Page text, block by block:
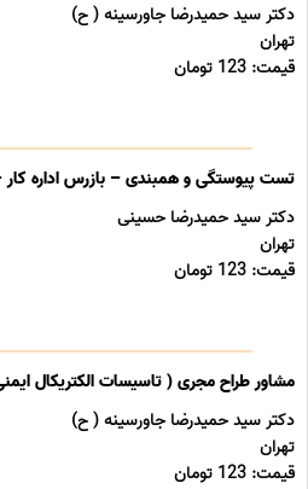
دکتر سید حمیدرضا جاورسینه ( ح)
تهران
قیمت: 123 تومان
تست پیوستگی و همبندی – بازرس اداره
دکتر سید حمیدرضا حسینی
تهران
قیمت: 123 تومان
مشاور طراح مجری ( تاسیسات الکتریکال
دکتر سید حمیدرضا جاورسینه ( ح)
تهران
قیمت: 123 تومان